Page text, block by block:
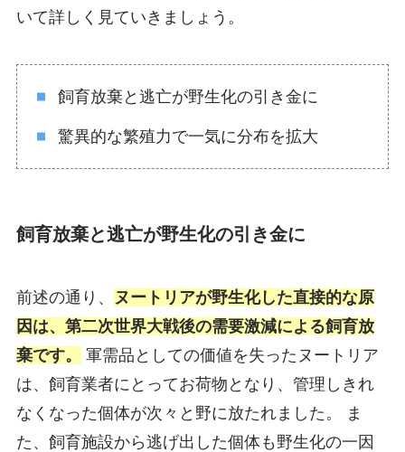
いて詳しく見ていきましょう。
飼育放棄と逃亡が野生化の引き金に
驚異的な繁殖力で一気に分布を拡大
飼育放棄と逃亡が野生化の引き金に
前述の通り、
ヌートリアが野生化した直接的な原
因は、 第二次世界大戦後の需要激減による飼育放
棄です。
軍需品としての価値を失ったヌートリア
は、飼育業者にとってお荷物となり、管理しきれ
なくなった個体が次々と野に放たれました。 ま
た、飼育施設から逃げ出した個体も野生化の一因